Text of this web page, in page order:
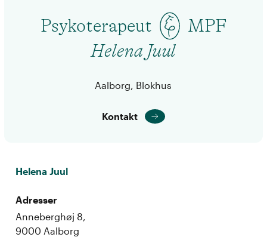
Psykoterapeut
MPF
Helena Juul
Aalborg, Blokhus
Kontakt
Helena Juul
Adresser
Anneberghøj 8,
9000 Aalborg